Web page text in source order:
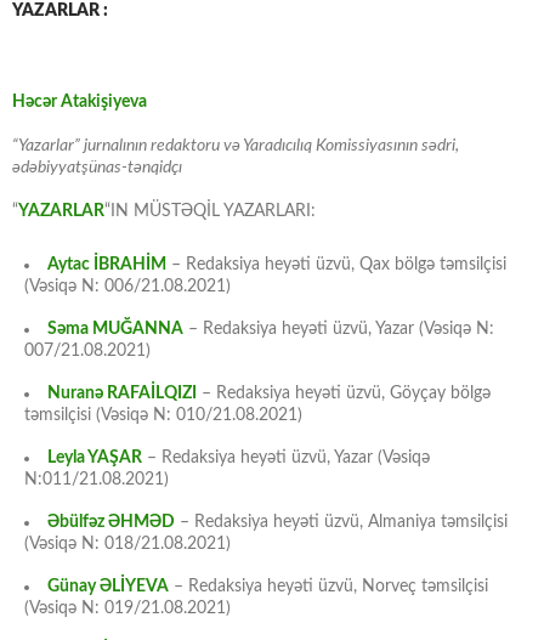
YAZARLAR :
Həcər Atakişiyeva
“Yazarlar” jurnalının redaktoru və Yaradıcılıq Komissiyasının sədri,
ədəbiyyatşünas-tənqidçı
“YAZARLAR“IN MÜSTƏQİL YAZARLARI:
Aytac İBRAHİM – Redaksiya heyəti üzvü, Qax bölgə təmsilçisi
(Vəsiqə N: 006/21.08.2021)
Səma MUĞANNA – Redaksiya heyəti üzvü, Yazar (Vəsiqə N:
007/21.08.2021)
Nuranə RAFAİLQIZI
– Redaksiya heyəti üzvü, Göyçay bölgə
təmsilçisi (Vəsiqə N: 010/21.08.2021)
Leyla YAŞAR – Redaksiya heyəti üzvü, Yazar (Vəsiqə
N:011/21.08.2021)
Əbülfəz ƏHMƏD – Redaksiya heyəti üzvü, Almaniya təmsilçisi
(Vəsiqə N: 018/21.08.2021)
Günay ƏLİYEVA – Redaksiya heyəti üzvü, Norveç təmsilçisi
(Vəsiqə N: 019/21.08.2021)